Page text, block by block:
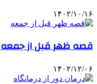
۱۴۰۲/۱۰/۱۶
قصه ظهر قبل از جمعه
۱۴۰۲/۱۲/۰۶